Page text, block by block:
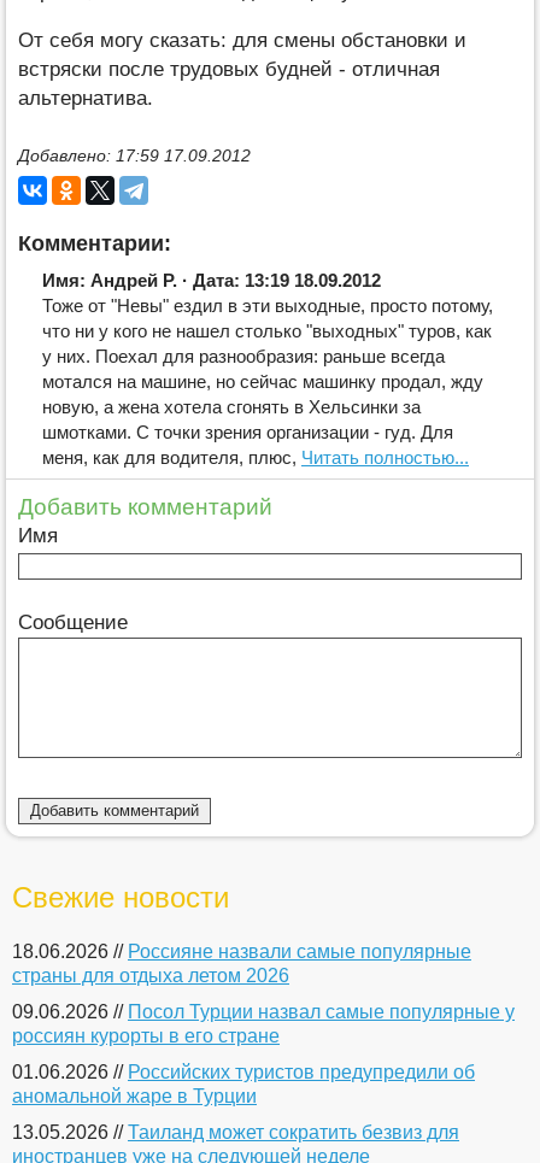
От себя могу сказать: для смены обстановки и
встряски после трудовых будней - отличная
альтернатива.
Добавлено: 17:59 17.09.2012
Комментарии:
Имя: Андрей Р. · Дата: 13:19 18.09.2012
Тоже от "Невы" ездил в эти выходные, просто потому,
что ни у кого не нашел столько "выходных" туров, как
у них. Поехал для разнообразия: раньше всегда
мотался на машине, но сейчас машинку продал, жду
новую, а жена хотела сгонять в Хельсинки за
шмотками. С точки зрения организации - гуд. Для
меня, как для водителя, плюс, Читать полностью...
Добавить комментарий
Имя
Сообщение
Свежие новости
18.06.2026 // Россияне назвали самые популярные
страны для отдыха летом 2026
09.06.2026 // Посол Турции назвал самые популярные у
россиян курорты в его стране
01.06.2026 // Российских туристов предупредили об
аномальной жаре в Турции
13.05.2026 //Таиланд может сократить безвиз для
иностранцев уже на следующей неделе